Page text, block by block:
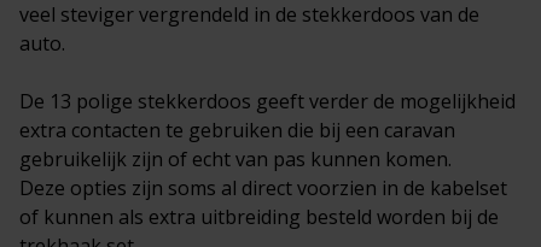
veel steviger vergrendeld in de stekkerdoos van de
auto.
De 13 polige stekkerdoos geeft verder de mogelijkheid
extra contacten te gebruiken die bij een caravan
gebruikelijk zijn of echt van pas kunnen komen.
Deze opties zijn soms al direct voorzien in de kabelset
of kunnen als extra uitbreiding besteld worden bij de